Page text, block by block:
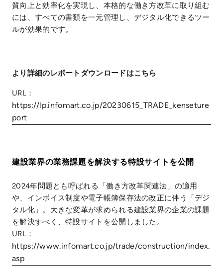
質向上と効率化を実現し、本格的な働き方改革に取り組む
には、すべての書類を一元管理し、デジタル化できるツー
ルが効果的です。
より詳細のレポートダウンロードはこちら
URL：
https://lp.infomart.co.jp/20230615_TRADE_kenseture
port
建設業界の業務課題を解決する特設サイトを公開
2024年問題とも呼ばれる「働き方改革関連法」の適用
や、インボイス制度や電子帳簿保存法の改正に伴う「デジ
タル化」。大きな変革が求められる建設業界の企業の課題
を解決すべく、特設サイトを公開しました。
URL：
https://www.infomart.co.jp/trade/construction/index.
asp